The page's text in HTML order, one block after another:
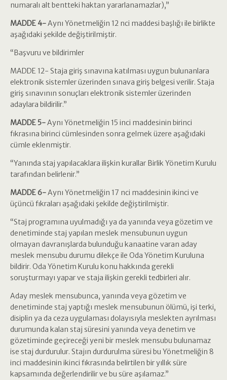
numaralı alt bentteki haktan yararlanamazlar),”
MADDE 4-Aynı Yönetmeliğin 12 nci maddesi başlığı ile birlikte
aşağıdaki şekilde değiştirilmiştir.
“Başvuru ve bildirimler
MADDE 12- Staja giriş sınavına katılması uygun bulunanlara
elektronik sistemler üzerinden sınava giriş belgesi verilir. Staja
giriş sınavının sonuçları elektronik sistemler üzerinden
adaylara bildirilir.”
MADDE 5-Aynı Yönetmeliğin 15 inci maddesinin birinci
fıkrasına birinci cümlesinden sonra gelmek üzere aşağıdaki
cümle eklenmiştir.
“Yanında staj yapılacaklara ilişkin kurallar Birlik Yönetim Kurulu
tarafından belirlenir.”
MADDE 6-Aynı Yönetmeliğin 17 nci maddesinin ikinci ve
üçüncü fıkraları aşağıdaki şekilde değiştirilmiştir.
“Staj programına uyulmadığı ya da yanında veya gözetim ve
denetiminde staj yapılan meslek mensubunun uygun
olmayan davranışlarda bulunduğu kanaatine varan aday
meslek mensubu durumu dilekçe ile Oda Yönetim Kuruluna
bildirir. Oda Yönetim Kurulu konu hakkında gerekli
soruşturmayı yapar ve staja ilişkin gerekli tedbirleri alır.
Aday meslek mensubunca, yanında veya gözetim ve
denetiminde staj yaptığı meslek mensubunun ölümü, işi terki,
disiplin ya da ceza uygulaması dolayısıyla meslekten ayrılması
durumunda kalan staj süresini yanında veya denetim ve
gözetiminde geçireceği yeni bir meslek mensubu bulunamaz
ise staj durdurulur. Stajın durdurulma süresi bu Yönetmeliğin 8
inci maddesinin ikinci fıkrasında belirtilen bir yıllık süre
kapsamında değerlendirilir ve bu süre aşılamaz.”